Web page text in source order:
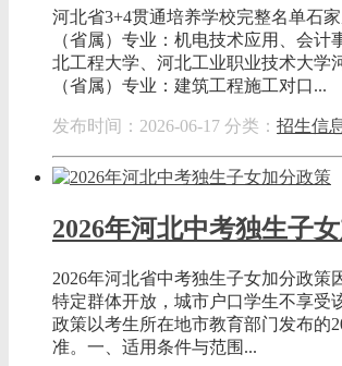
河北省3+4贯通培养学校完整名单石
（省属）专业：机电技术应用、会计
北工程大学、河北工业职业技术大学
（省属）专业：建筑工程施工对口...
发布时间：2026-06-17 分类： 招生信
2026年河北中考独生子
2026年河北省中考独生子女加分政策
特定群体开放，城市户口学生不享受
政策以考生所在地市教育部门发布的
准。一、适用条件与范围...